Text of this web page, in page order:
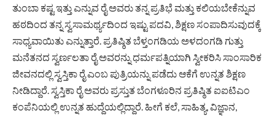
ತುಂಬಾ ಕಷ್ಟ ಇತ್ತು ಎನ್ನುವ ರೈ ಅವರು ತನ್ನ ಪ್ರತಿಭೆ ಮತ್ತು ಕಲಿಯಬೇಕೆನ್ನುವ
ಹಠದಿಂದ ತನ್ನ ಸ್ವಸಾಮರ್ಥ್ಯದಿಂದ ಇಷ್ಟು ಪದವಿ, ಶಿಕ್ಷಣ ಸಂಪಾದಿಸುವುದಕ್ಕೆ
ಸಾಧ್ಯವಾಯಿತು ಎನ್ನುತ್ತಾರೆ. ಪ್ರತಿಷ್ಠಿತ ಬೆಳ್ತಂಗಡಿಯ ಅಳದಂಗಡಿ ಗುತ್ತು
ಮನೆತನದ ಸ್ವರ್ಣಲತಾ ರೈ ಅವರನ್ನು ಧರ್ಮಪತ್ನಿಯಾಗಿ ಸ್ವೀಕರಿಸಿ ಸಾಂಸಾರಿಕ
ಜೀವನದಲ್ಲಿ ಸ್ವಸ್ತಿಕಾ ರೈ ಎಂಬ ಪುತ್ರಿಯನ್ನು ಪಡೆದು ಆಕೆಗೆ ಉನ್ನತ ಶಿಕ್ಷಣ
ನೀಡಿದ್ದಾರೆ. ಸ್ವಸ್ತಿಕಾ ರೈ ಅವರು ಪ್ರಸ್ತುತ ಬೆಂಗಳೂರಿನ ಪ್ರತಿಷ್ಠಿತ ಐಐಟಿಎಂ
ಕಂಪೆನಿಯಲ್ಲಿ ಉನ್ನತ ಹುದ್ದೆಯಲ್ಲಿದ್ದಾರೆ. ಹೀಗೆ ಕಲೆ, ಸಾಹಿತ್ಯ, ವಿಜ್ಞಾನ,